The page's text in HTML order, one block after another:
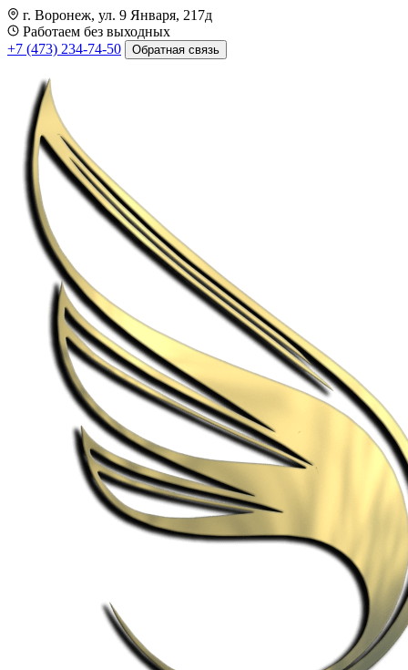
г. Воронеж, ул. 9 Января, 217д
Работаем без выходных
+7 (473) 234-74-50
Обратная связь